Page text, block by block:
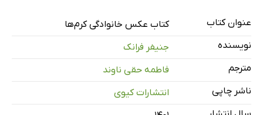
عنوان کتاب
کتاب عکس خانوادگی کرم‌ها
نویسنده
جنیفر فرانک
مترجم
فاطمه حقی ناوند
ناشر چاپی
انتشارات کیوی